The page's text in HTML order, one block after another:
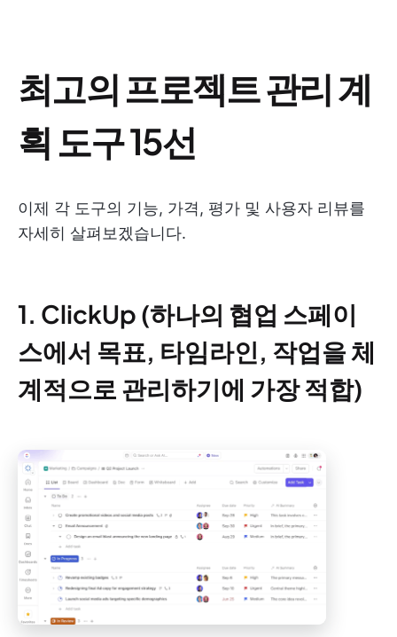
최고의 프로젝트 관리 계
획 도구 15선
이제 각 도구의 기능, 가격, 평가 및 사용자 리뷰를
자세히 살펴보겠습니다.
1. ClickUp (하나의 협업 스페이
스에서 목표, 타임라인, 작업을 체
계적으로 관리하기에 가장 적합)